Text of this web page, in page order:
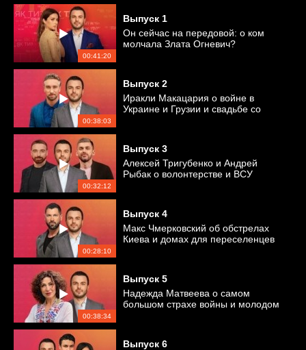
00:41:20
Выпуск 1
Он сейчас на передовой: о ком
молчала Злата Огневич?
00:38:03
Выпуск 2
Иракли Макацария о войне в
Украине и Грузии и свадьбе со
00:32:12
Выпуск 3
Алексей Тригубенко и Андрей
Рыбак о волонтерстве и ВСУ
00:28:10
Выпуск 4
Макс Чмерковский об обстрелах
Киева и домах для переселенцев
00:38:34
Выпуск 5
Надежда Матвеева о самом
большом страхе войны и молодом
Выпуск 6